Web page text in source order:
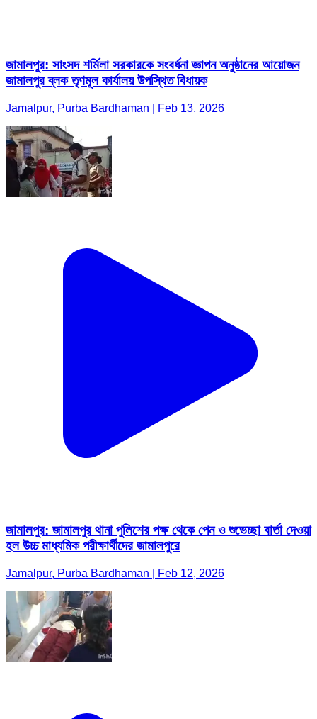
জামালপুর: সাংসদ শর্মিলা সরকারকে সংবর্ধনা জ্ঞাপন অনুষ্ঠানের আয়োজন
জামালপুর ব্লক তৃণমূল কার্যালয় উপস্থিত বিধায়ক
Jamalpur, Purba Bardhaman | Feb 13, 2026
জামালপুর: জামালপুর থানা পুলিশের পক্ষ থেকে পেন ও শুভেচ্ছা বার্তা দেওয়া
হল উচ্চ মাধ্যমিক পরীক্ষার্থীদের জামালপুরে
Jamalpur, Purba Bardhaman | Feb 12, 2026